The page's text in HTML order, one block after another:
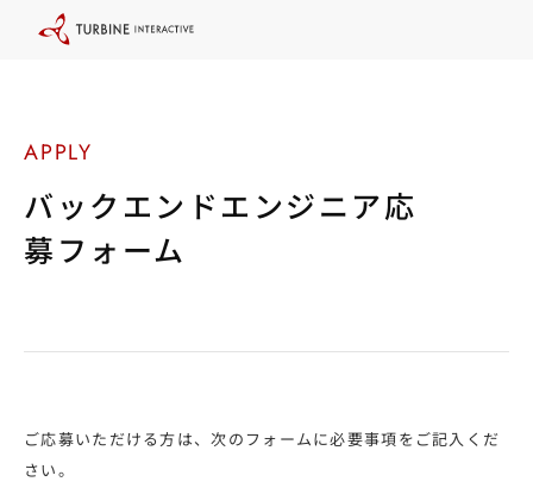
バックエンドエンジニア応
募フォーム
ご応募いただける方は、次のフォームに必要事項をご記入くだ
さい。